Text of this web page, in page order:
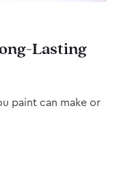
Lasting
paint can make or